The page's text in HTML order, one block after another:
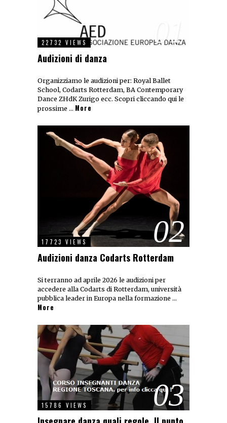
01
22732 VIEWS
Audizioni di danza
Organizziamo le audizioni per: Royal Ballet
School, Codarts Rotterdam, BA Contemporary
Dance ZHdK Zurigo ecc. Scopri cliccando qui le
prossime … More
02
17723 VIEWS
Audizioni danza Codarts Rotterdam
Si terranno ad aprile 2026 le audizioni per
accedere alla Codarts di Rotterdam, università
pubblica leader in Europa nella formazione …
More
03
15786 VIEWS